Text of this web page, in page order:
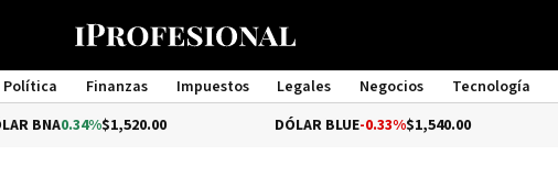
Política Finanzas Impuestos Legales Negocios Tecnología
Management
$1,520.00 DÓLAR BLUE-0.33%$1,540.00